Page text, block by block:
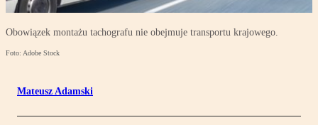
Obowiązek montażu tachografu nie obejmuje transportu krajowego.
Foto: Adobe Stock
Mateusz Adamski